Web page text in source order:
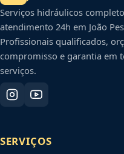
Serviços hidráulicos
atendimento 24h em João
Profissionais qualificados,
compromisso e garantia em
serviços.
SERVIÇOS